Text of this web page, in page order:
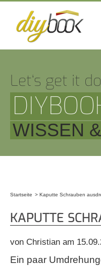
Let‘s get it
WISSEN
Startseite Kaputte Schrauben
KAPUTTE
von Christian am
Ein paar